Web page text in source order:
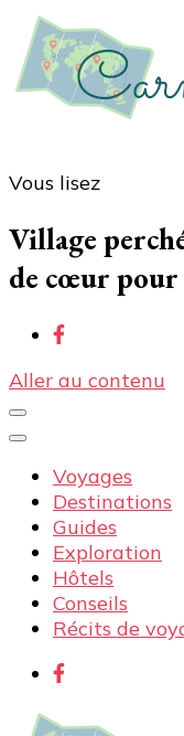
voyages, des
Vous lisez
Village
de cœur pour
Aller au contenu
Voyages
Destinations
Guides
Exploration
Hôtels
Conseils
Récits de